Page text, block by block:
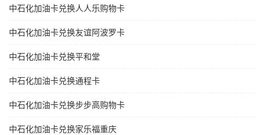
中石化加油卡兑换人人乐购物卡
中石化加油卡兑换友谊阿波罗卡
中石化加油卡兑换平和堂
中石化加油卡兑换通程卡
中石化加油卡兑换步步高购物卡
中石化加油卡兑换家乐福重庆